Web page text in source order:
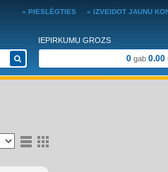
» PIESLĒGTIES » IZVEIDOT JAUNU
IEPIRKUMU GROZS
0 gab 0.00